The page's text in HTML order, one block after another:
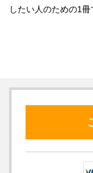
したい人のための1冊